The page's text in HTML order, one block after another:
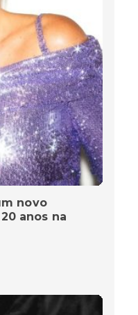
novo
anos na